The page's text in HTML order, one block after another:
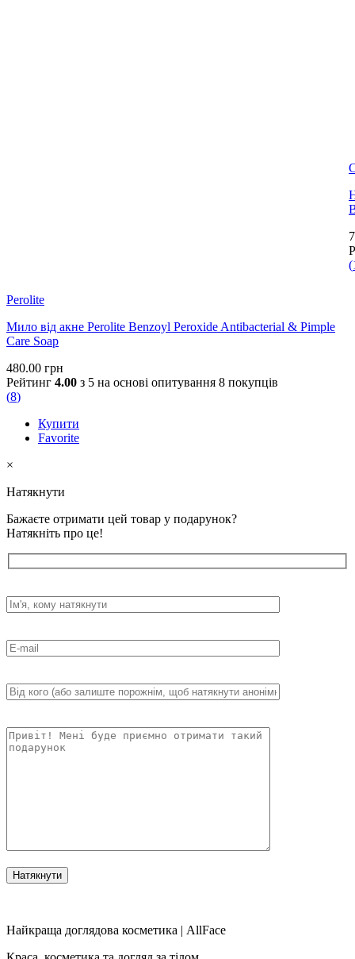
Perolite
Мило від акне Perolite Benzoyl Peroxide Antibacterial & Pimple
Care Soap
480.00 грн
Рейтинг 4.00 з 5 на основі опитування 8 покупців
(8)
Купити
Favorite
(
×
Натякнути
Бажаєте отримати цей товар у подарунок?
Натякніть про це!
Найкраща доглядова косметика | AllFace